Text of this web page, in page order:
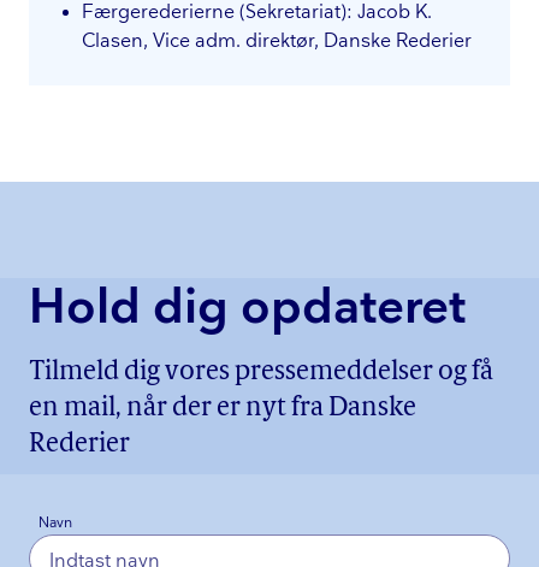
Fær­ge­re­de­ri­er­ne (Sekretariat): Jacob K.
Clasen, Vice adm. direktør, Danske Rederier
Hold dig opdateret
Tilmeld dig vores pressemeddelser og få
en mail, når der er nyt fra Danske
Rederier
Navn